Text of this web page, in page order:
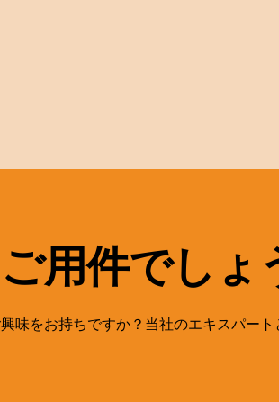
用件でしょ
味をお持ちですか？当社のエキスパー